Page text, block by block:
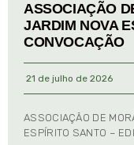
ASSOCIAÇÃO
JARDIM NOVA
CONVOCAÇÃO
21 de julho de 2026
ASSOCIAÇÃO DE
ESPÍRITO SANTO –